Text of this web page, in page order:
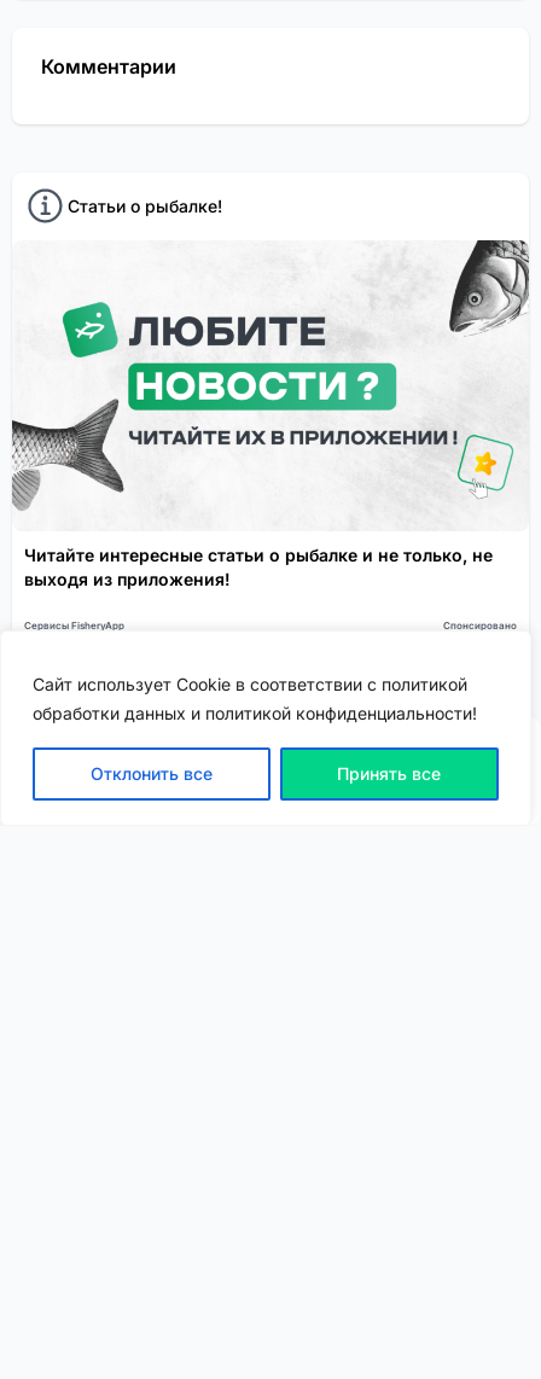
Сайт использует Cookie в соответствии с политикой
обработки данных и политикой конфиденциальности!
Отклонить все Принять все
Комментарии
Статьи о рыбалке!
Читайте интересные статьи о рыбалке и не только, не
выходя из приложения!
Сервисы FisheryApp Спонсировано
ВХОД | РЕГИСТРАЦИЯ